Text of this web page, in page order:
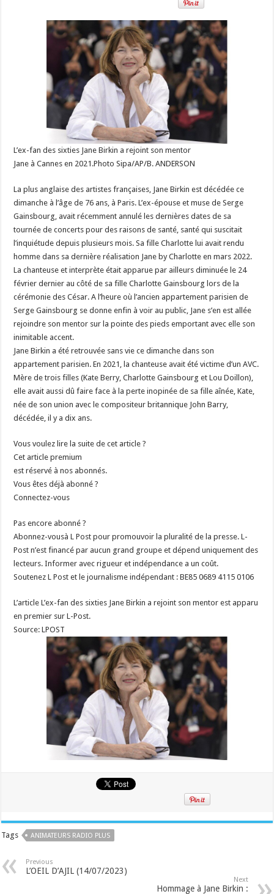
L’ex-fan des sixties Jane Birkin a rejoint son mentor
Jane à Cannes en 2021.Photo Sipa/AP/B. ANDERSON
La plus anglaise des artistes françaises, Jane Birkin est décédée ce
dimanche à l’âge de 76 ans, à Paris. L’ex-épouse et muse de Serge
Gainsbourg, avait récemment annulé les dernières dates de sa
tournée de concerts pour des raisons de santé, santé qui suscitait
l’inquiétude depuis plusieurs mois. Sa fille Charlotte lui avait rendu
homme dans sa dernière réalisation Jane by Charlotte en mars 2022.
La chanteuse et interprète était apparue par ailleurs diminuée le 24
février dernier au côté de sa fille Charlotte Gainsbourg lors de la
cérémonie des César. A l’heure où l’ancien appartement parisien de
Serge Gainsbourg se donne enfin à voir au public, Jane s’en est allée
rejoindre son mentor sur la pointe des pieds emportant avec elle son
inimitable accent.
Jane Birkin a été retrouvée sans vie ce dimanche dans son
appartement parisien. En 2021, la chanteuse avait été victime d’un AVC.
Mère de trois filles (Kate Berry, Charlotte Gainsbourg et Lou Doillon),
elle avait aussi dû faire face à la perte inopinée de sa fille aînée, Kate,
née de son union avec le compositeur britannique John Barry,
décédée, il y a dix ans.
Vous voulez lire la suite de cet article ?
Cet article premium
est réservé à nos abonnés.
Vous êtes déjà abonné ?
Connectez-vous
Pas encore abonné ?
Abonnez-vousà L Post pour promouvoir la pluralité de la presse. L-
Post n’est financé par aucun grand groupe et dépend uniquement des
lecteurs. Informer avec rigueur et indépendance a un coût.
Soutenez L Post et le journalisme indépendant : BE85 0689 4115 0106
L’article L’ex-fan des sixties Jane Birkin a rejoint son mentor est apparu
en premier sur L-Post.
Source: LPOST
Tags ANIMATEURS RADIO PLUS
Previous
L’OEIL D’AJIL (14/07/2023)
Next
Hommage à Jane Birkin :